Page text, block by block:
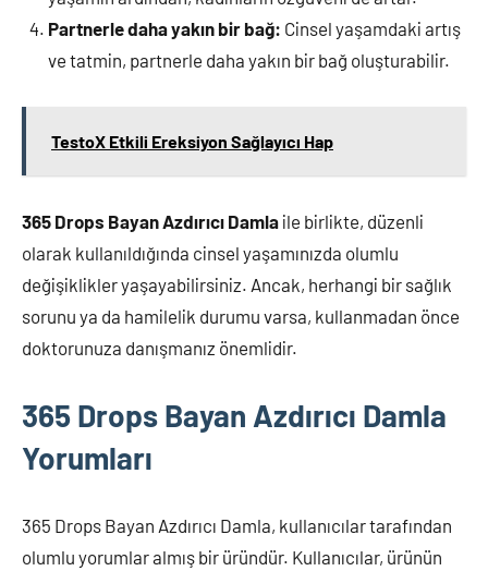
Partnerle daha yakın bir bağ: Cinsel yaşamdaki artış
ve tatmin, partnerle daha yakın bir bağ oluşturabilir.
TestoX Etkili Ereksiyon Sağlayıcı Hap
365 Drops Bayan Azdırıcı Damla ile birlikte, düzenli
olarak kullanıldığında cinsel yaşamınızda olumlu
değişiklikler yaşayabilirsiniz. Ancak, herhangi bir sağlık
sorunu ya da hamilelik durumu varsa, kullanmadan önce
doktorunuza danışmanız önemlidir.
365 Drops Bayan Azdırıcı Damla
Yorumları
365 Drops Bayan Azdırıcı Damla, kullanıcılar tarafından
olumlu yorumlar almış bir üründür. Kullanıcılar, ürünün